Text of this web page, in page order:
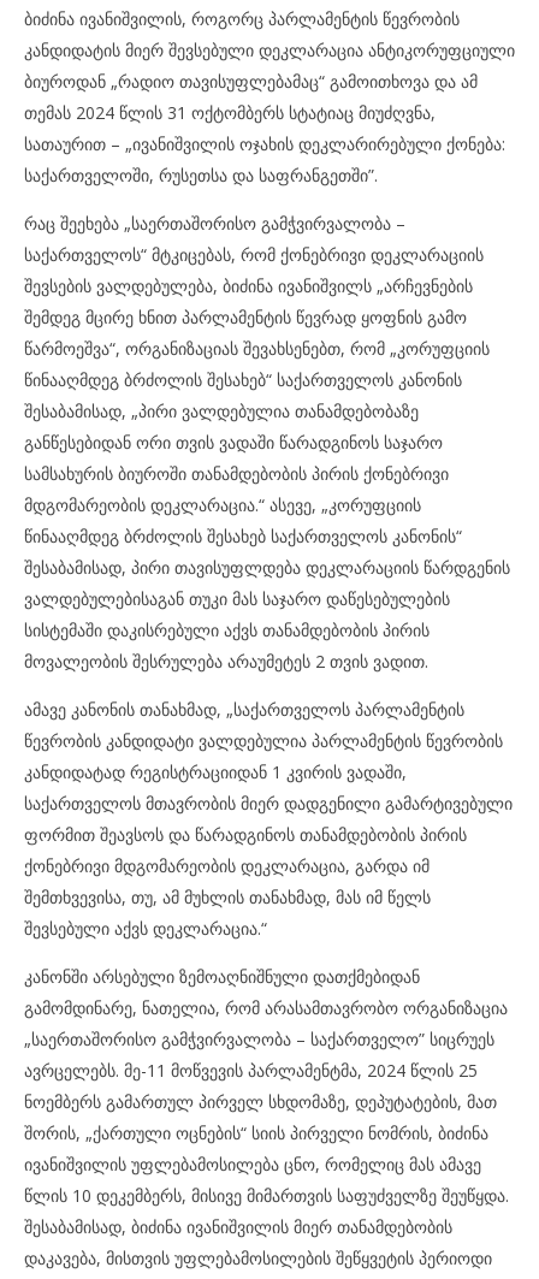
ბიძინა ივანიშვილის, როგორც პარლამენტის წევრობის
კანდიდატის მიერ შევსებული დეკლარაცია ანტიკორუფციული
ბიუროდან „რადიო თავისუფლებამაც“ გამოითხოვა და ამ
თემას 2024 წლის 31 ოქტომბერს სტატიაც მიუძღვნა,
სათაურით – „ივანიშვილის ოჯახის დეკლარირებული ქონება:
საქართველოში, რუსეთსა და საფრანგეთში”.
რაც შეეხება „საერთაშორისო გამჭვირვალობა –
საქართველოს“ მტკიცებას, რომ ქონებრივი დეკლარაციის
შევსების ვალდებულება, ბიძინა ივანიშვილს „არჩევნების
შემდეგ მცირე ხნით პარლამენტის წევრად ყოფნის გამო
წარმოეშვა“, ორგანიზაციას შევახსენებთ, რომ „კორუფციის
წინააღმდეგ ბრძოლის შესახებ“ საქართველოს კანონის
შესაბამისად, „პირი ვალდებულია თანამდებობაზე
განწესებიდან ორი თვის ვადაში წარადგინოს საჯარო
სამსახურის ბიუროში თანამდებობის პირის ქონებრივი
მდგომარეობის დეკლარაცია.“ ასევე, „კორუფციის
წინააღმდეგ ბრძოლის შესახებ საქართველოს კანონის“
შესაბამისად, პირი თავისუფლდება დეკლარაციის წარდგენის
ვალდებულებისაგან თუკი მას საჯარო დაწესებულების
სისტემაში დაკისრებული აქვს თანამდებობის პირის
მოვალეობის შესრულება არაუმეტეს 2 თვის ვადით.
ამავე კანონის თანახმად, „საქართველოს პარლამენტის
წევრობის კანდიდატი ვალდებულია პარლამენტის წევრობის
კანდიდატად რეგისტრაციიდან 1 კვირის ვადაში,
საქართველოს მთავრობის მიერ დადგენილი გამარტივებული
ფორმით შეავსოს და წარადგინოს თანამდებობის პირის
ქონებრივი მდგომარეობის დეკლარაცია, გარდა იმ
შემთხვევისა, თუ, ამ მუხლის თანახმად, მას იმ წელს
შევსებული აქვს დეკლარაცია.“
კანონში არსებული ზემოაღნიშნული დათქმებიდან
გამომდინარე, ნათელია, რომ არასამთავრობო ორგანიზაცია
„საერთაშორისო გამჭვირვალობა – საქართველო” სიცრუეს
ავრცელებს. მე-11 მოწვევის პარლამენტმა, 2024 წლის 25
ნოემბერს გამართულ პირველ სხდომაზე, დეპუტატების, მათ
შორის, „ქართული ოცნების“ სიის პირველი ნომრის, ბიძინა
ივანიშვილის უფლებამოსილება ცნო, რომელიც მას ამავე
წლის 10 დეკემბერს, მისივე მიმართვის საფუძველზე შეუწყდა.
შესაბამისად, ბიძინა ივანიშვილის მიერ თანამდებობის
დაკავება, მისთვის უფლებამოსილების შეწყვეტის პერიოდი